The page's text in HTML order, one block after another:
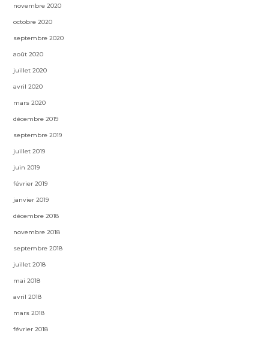
novembre 2020
octobre 2020
septembre 2020
août 2020
juillet 2020
avril 2020
mars 2020
décembre 2019
septembre 2019
juillet 2019
juin 2019
février 2019
janvier 2019
décembre 2018
novembre 2018
septembre 2018
juillet 2018
mai 2018
avril 2018
mars 2018
février 2018